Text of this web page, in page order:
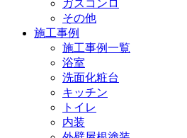
ガスコンロ
その他
施工事例
施工事例一覧
浴室
洗面化粧台
キッチン
トイレ
内装